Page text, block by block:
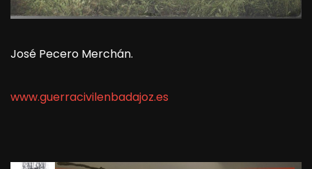
José Pecero Merchán.
www.guerracivilenbadajoz.es